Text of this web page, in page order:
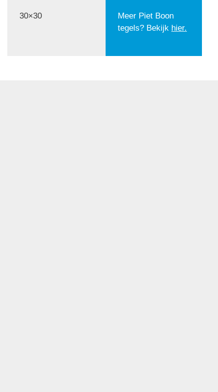
30×30
Meer Piet Boon
tegels? Bekijk hier.